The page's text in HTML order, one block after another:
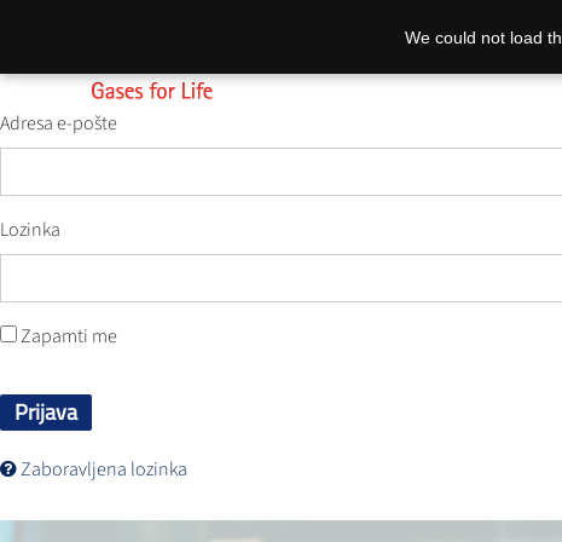
Adresa e-pošte
Lozinka
Zapamti me
Prijava
Zaboravljena lozinka
We could not load